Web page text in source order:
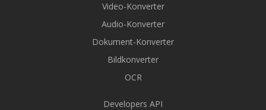
Video-Konverter
Audio-Konverter
Dokument-Konverter
Bildkonverter
OCR
Developers API